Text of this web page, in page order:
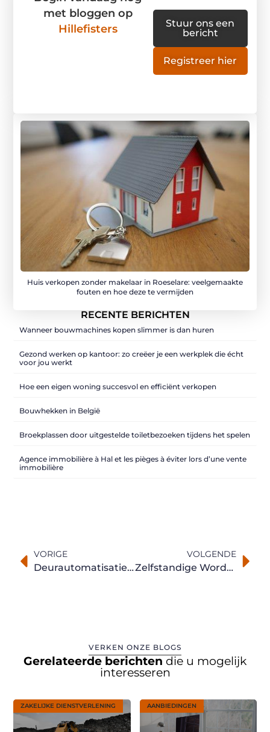
Huis verkopen zonder makelaar in Roeselare: veelgemaakte
fouten en hoe deze te vermijden
RECENTE BERICHTEN
Wanneer bouwmachines kopen slimmer is dan huren
Gezond werken op kantoor: zo creëer je een werkplek die écht
voor jou werkt
Hoe een eigen woning succesvol en efficiënt verkopen
Bouwhekken in België
Broekplassen door uitgestelde toiletbezoeken tijdens het spelen
Agence immobilière à Hal et les pièges à éviter lors d’une vente
immobilière
met bloggen op
Hillefisters
Stuur ons een
bericht
Registreer hier
VORIGE
Deurautomatisatie in ijzerwaren in Antwerpen
VOLGENDE
Zelfstandige Worden: Kies Het Statuut Dat Bij Jou Past
VERKEN ONZE BLOGS
Gerelateerde berichten die u mogelijk
interesseren
ZAKELIJKE DIENSTVERLENING AANBIEDINGEN